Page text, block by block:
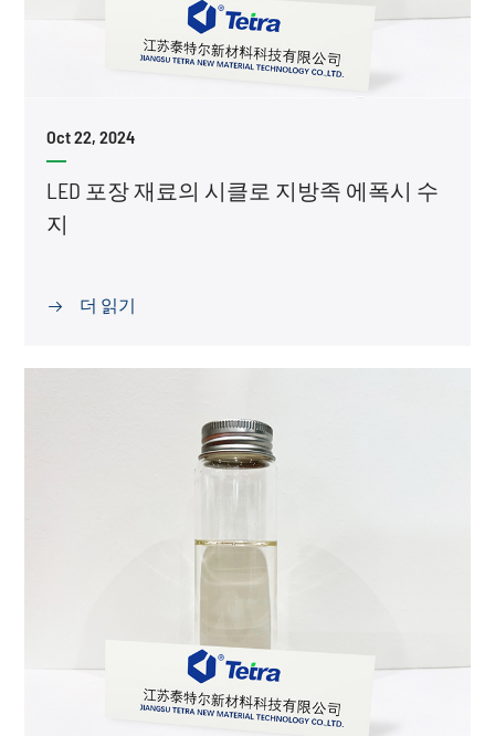
Oct 22, 2024
LED 포장 재료의 시클로 지방족 에폭시 수
지
 더 읽기